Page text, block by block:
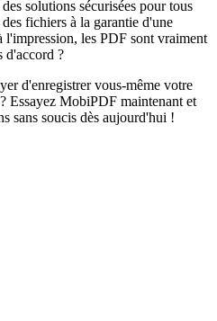
solutions sécurisées pour tous
fichiers à la garantie d'une
l'impression, les PDF sont vraiment
d'accord ?
d'enregistrer vous-même votre
Essayez MobiPDF maintenant et
sans soucis dès aujourd'hui !